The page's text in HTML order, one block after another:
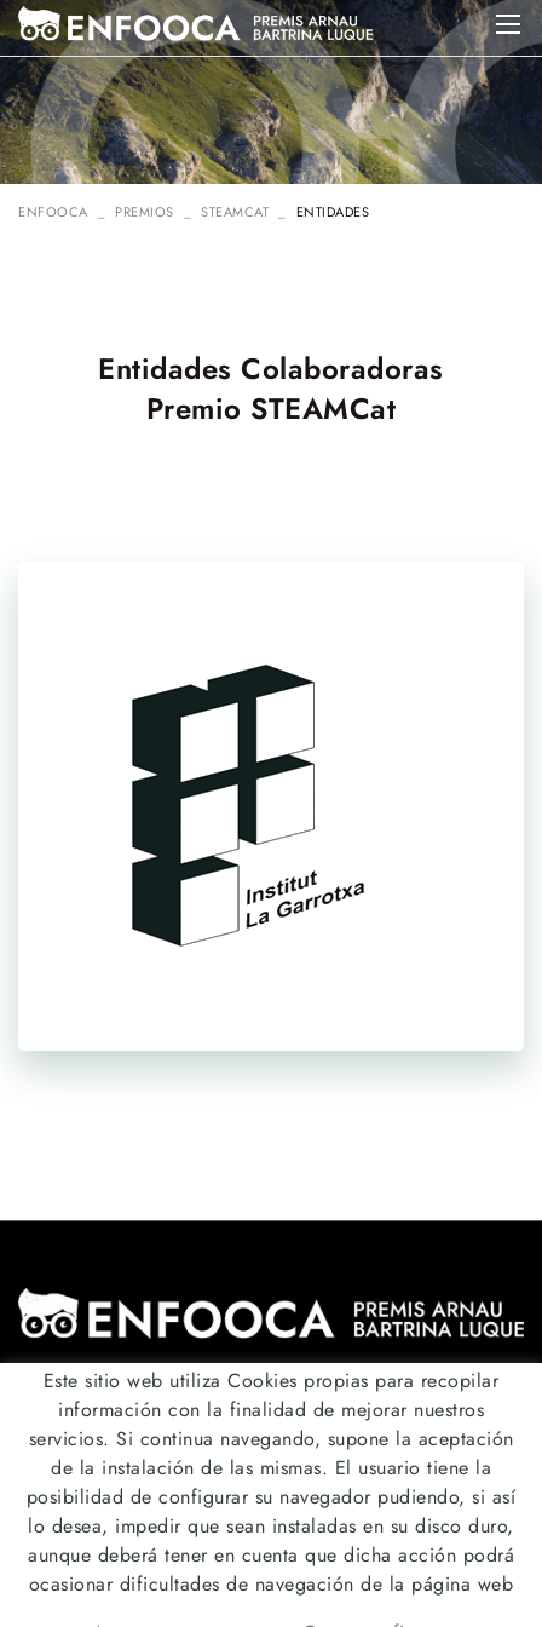
ENFOOCA PREMIOS STEAMCAT ENTIDADES
Entidades Colaboradoras
Premio STEAMCat
Síguenos
@premis_enfooca
Envíanos un correo
beques@enfooca.cat
Este sitio web utiliza Cookies propias para recopilar
información con la finalidad de mejorar nuestros
servicios. Si continua navegando, supone la aceptación
de la instalación de las mismas. El usuario tiene la
posibilidad de configurar su navegador pudiendo, si así
lo desea, impedir que sean instaladas en su disco duro,
aunque deberá tener en cuenta que dicha acción podrá
ocasionar dificultades de navegación de la página web